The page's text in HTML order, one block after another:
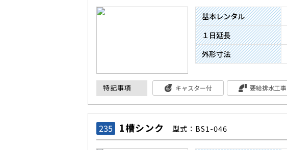
基本レンタル
１日延長
外形寸法
特記事項 キャスター付 要給排水工事
235 1槽シンク 型式：BS1-046